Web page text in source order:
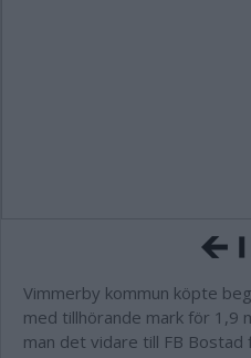
Vimmerby kommun köpte
med tillhörande mark för 1,9
man det vidare till FB